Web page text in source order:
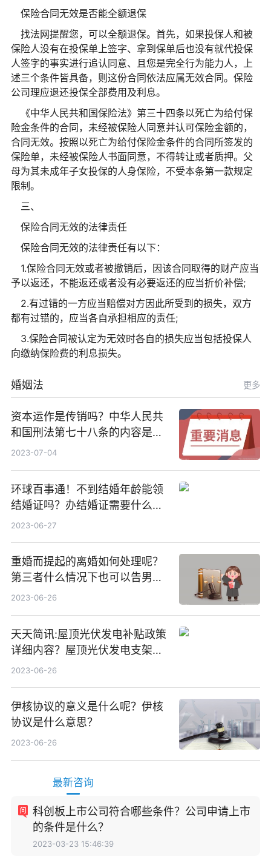
保险合同无效是否能全额退保
找法网提醒您，可以全额退保。首先，如果投保人和被
保险人没有在投保单上签字、拿到保单后也没有就代投保
人签字的事实进行追认同意、且您是完全行为能力人，上
述三个条件皆具备，则这份合同依法应属无效合同。保险
公司理应退还投保全部费用及利息。
《中华人民共和国保险法》第三十四条以死亡为给付保
险金条件的合同，未经被保险人同意并认可保险金额的，
合同无效。按照以死亡为给付保险金条件的合同所签发的
保险单，未经被保险人书面同意，不得转让或者质押。父
母为其未成年子女投保的人身保险，不受本条第一款规定
限制。
三、
保险合同无效的法律责任
保险合同无效的法律责任有以下：
1.保险合同无效或者被撤销后，因该合同取得的财产应当
予以返还，不能返还或者没有必要返还的应当折价补偿;
2.有过错的一方应当赔偿对方因此所受到的损失，双方
都有过错的，应当各自承担相应的责任;
3.保险合同被认定为无效时各自的损失应当包括投保人
向缴纳保险费的利息损失。
婚姻法 更多
资本运作是传销吗？中华人民共
和国刑法第七十八条的内容是什
么？_世界快播
2023-07-04
环球百事通！不到结婚年龄能领
结婚证吗？办结婚证需要什么材
料？没结婚孩子怎么上户口？
2023-06-27
重婚而提起的离婚如何处理呢？
第三者什么情况下也可以告男人
重婚罪呢？
2023-06-26
天天简讯:屋顶光伏发电补贴政策
详细内容？屋顶光伏发电支架价
格一般是多少？
2023-06-26
伊核协议的意义是什么呢？伊核
协议是什么意思？
2023-06-26
最新咨询
科创板上市公司符合哪些条件？公司申请上市
的条件是什么？
2023-03-23 15:46:39